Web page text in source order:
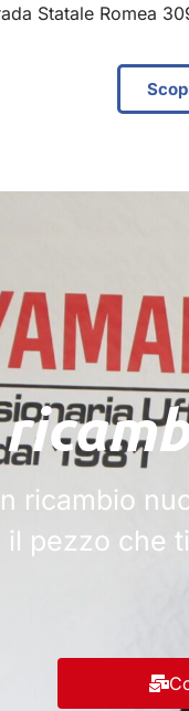
Statale Romea
ricambio
pezzo che